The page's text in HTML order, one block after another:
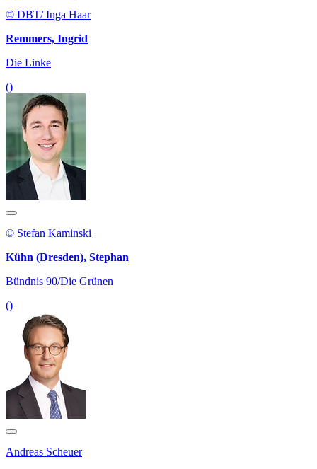
© DBT/ Inga Haar
Remmers, Ingrid
Die Linke
()
© Stefan Kaminski
Kühn (Dresden), Stephan
Bündnis 90/Die Grünen
()
Andreas Scheuer